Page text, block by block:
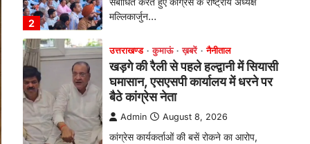
अल्मोड़ा उत्तराखण्ड
चतुर्थ दिवस धूमधाम से मनाया गया
श्रीकृष्ण जन्मोत्सव, राज्य मंत्री कैलाश
पंत ने किया कथा श्रवण
Admin August 6, 2026
रानीखेत। मानिला देवी मंदिर, कमराड़/विनायक क्षेत्र
में आयोजित श्रीमद्भागवत कथा के चतुर्थ दिवस